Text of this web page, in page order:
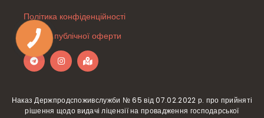
Політика конфіденційності
Договір публічної оферти
Наказ Держпродспоживслужби № 65 від 07.02.2022 р. про прийняті
рішення щодо видачі ліцензії на провадження господарської